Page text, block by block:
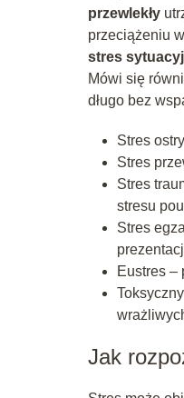
przewlekły
przeciążeniu
stres
Mówi się
długo bez
Stres
Stres
Stres
stresu
Stres
Eustres –
Jak